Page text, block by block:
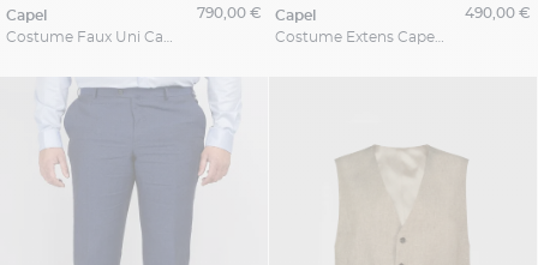
capel
790,00 €
capel
490,00 €